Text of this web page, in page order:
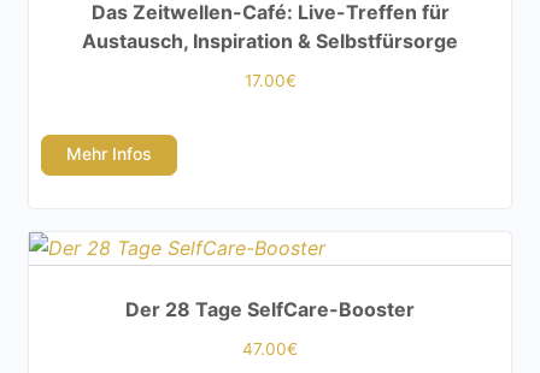
Das Zeitwellen-Café: Live-Treffen für
Austausch, Inspiration & Selbstfürsorge
17.00€
Mehr Infos
Der 28 Tage SelfCare-Booster
47.00€